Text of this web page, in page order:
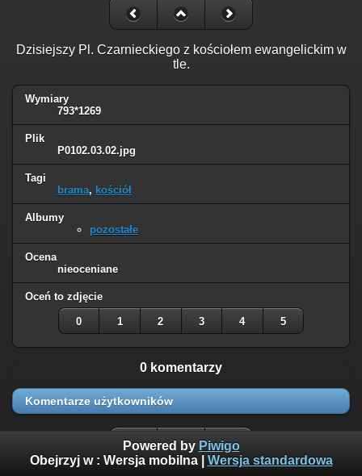
Dzisiejszy Pl. Czarnieckiego z kościołem ewangelickim w
tle.
Wymiary
793*1269
Plik
P0102.03.02.jpg
Tagi
brama, kościół
Albumy
pozostałe
Ocena
nieoceniane
Oceń to zdjęcie
0 1 2 3 4 5
0 komentarzy
Komentarze użytkowników
Powered by Piwigo
Obejrzyj w : Wersja mobilna| Wersja standardowa